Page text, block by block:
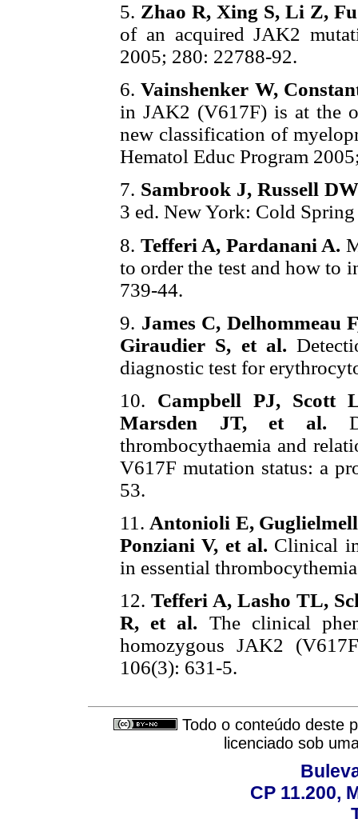
5. Zhao R, Xing S, Li Z,
of an acquired JAK2
2005; 280: 22788-92.
6. Vainshenker W,
in JAK2 (V617F) is at the
new classification of
Hematol Educ Program
7. Sambrook J, Russell
3 ed. New York: Cold
8. Tefferi A, Pardanani A.
to order the test and how to
739-44.
9. James C, Delhommeau
Giraudier S, et al.
diagnostic test for
10. Campbell PJ, Scott
Marsden JT, et al.
thrombocythaemia and
V617F mutation status: a
53.
11. Antonioli E,
Ponziani V, et al. Clinical
in essential
12. Tefferi A, Lasho TL,
R, et al. The clinical
homozygous JAK2
106(3): 631-5.
Todo o conteúdo deste
licenciado sob
CP 11.200,